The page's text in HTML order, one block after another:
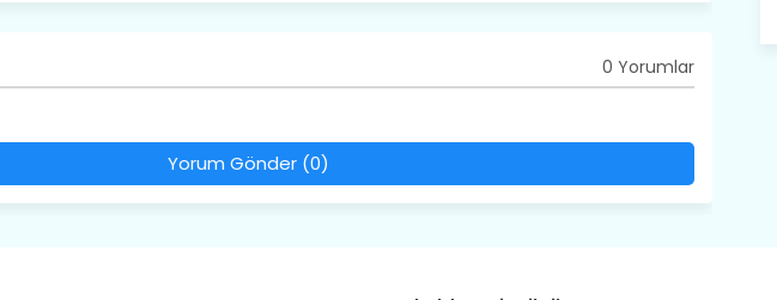
0 Yorumlar
Yorum Gönder (0)